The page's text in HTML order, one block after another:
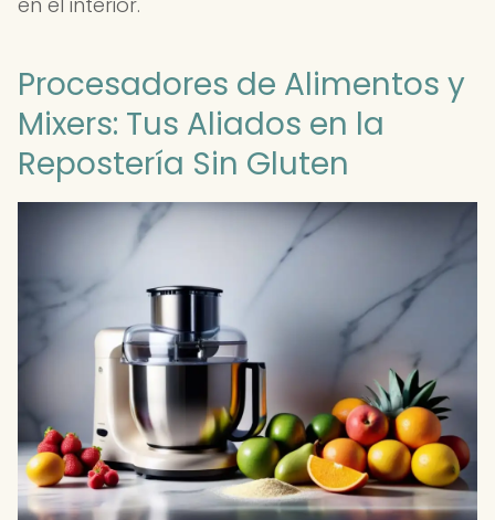
Procesadores de Alimentos y
Mixers: Tus Aliados en la
Repostería Sin Gluten